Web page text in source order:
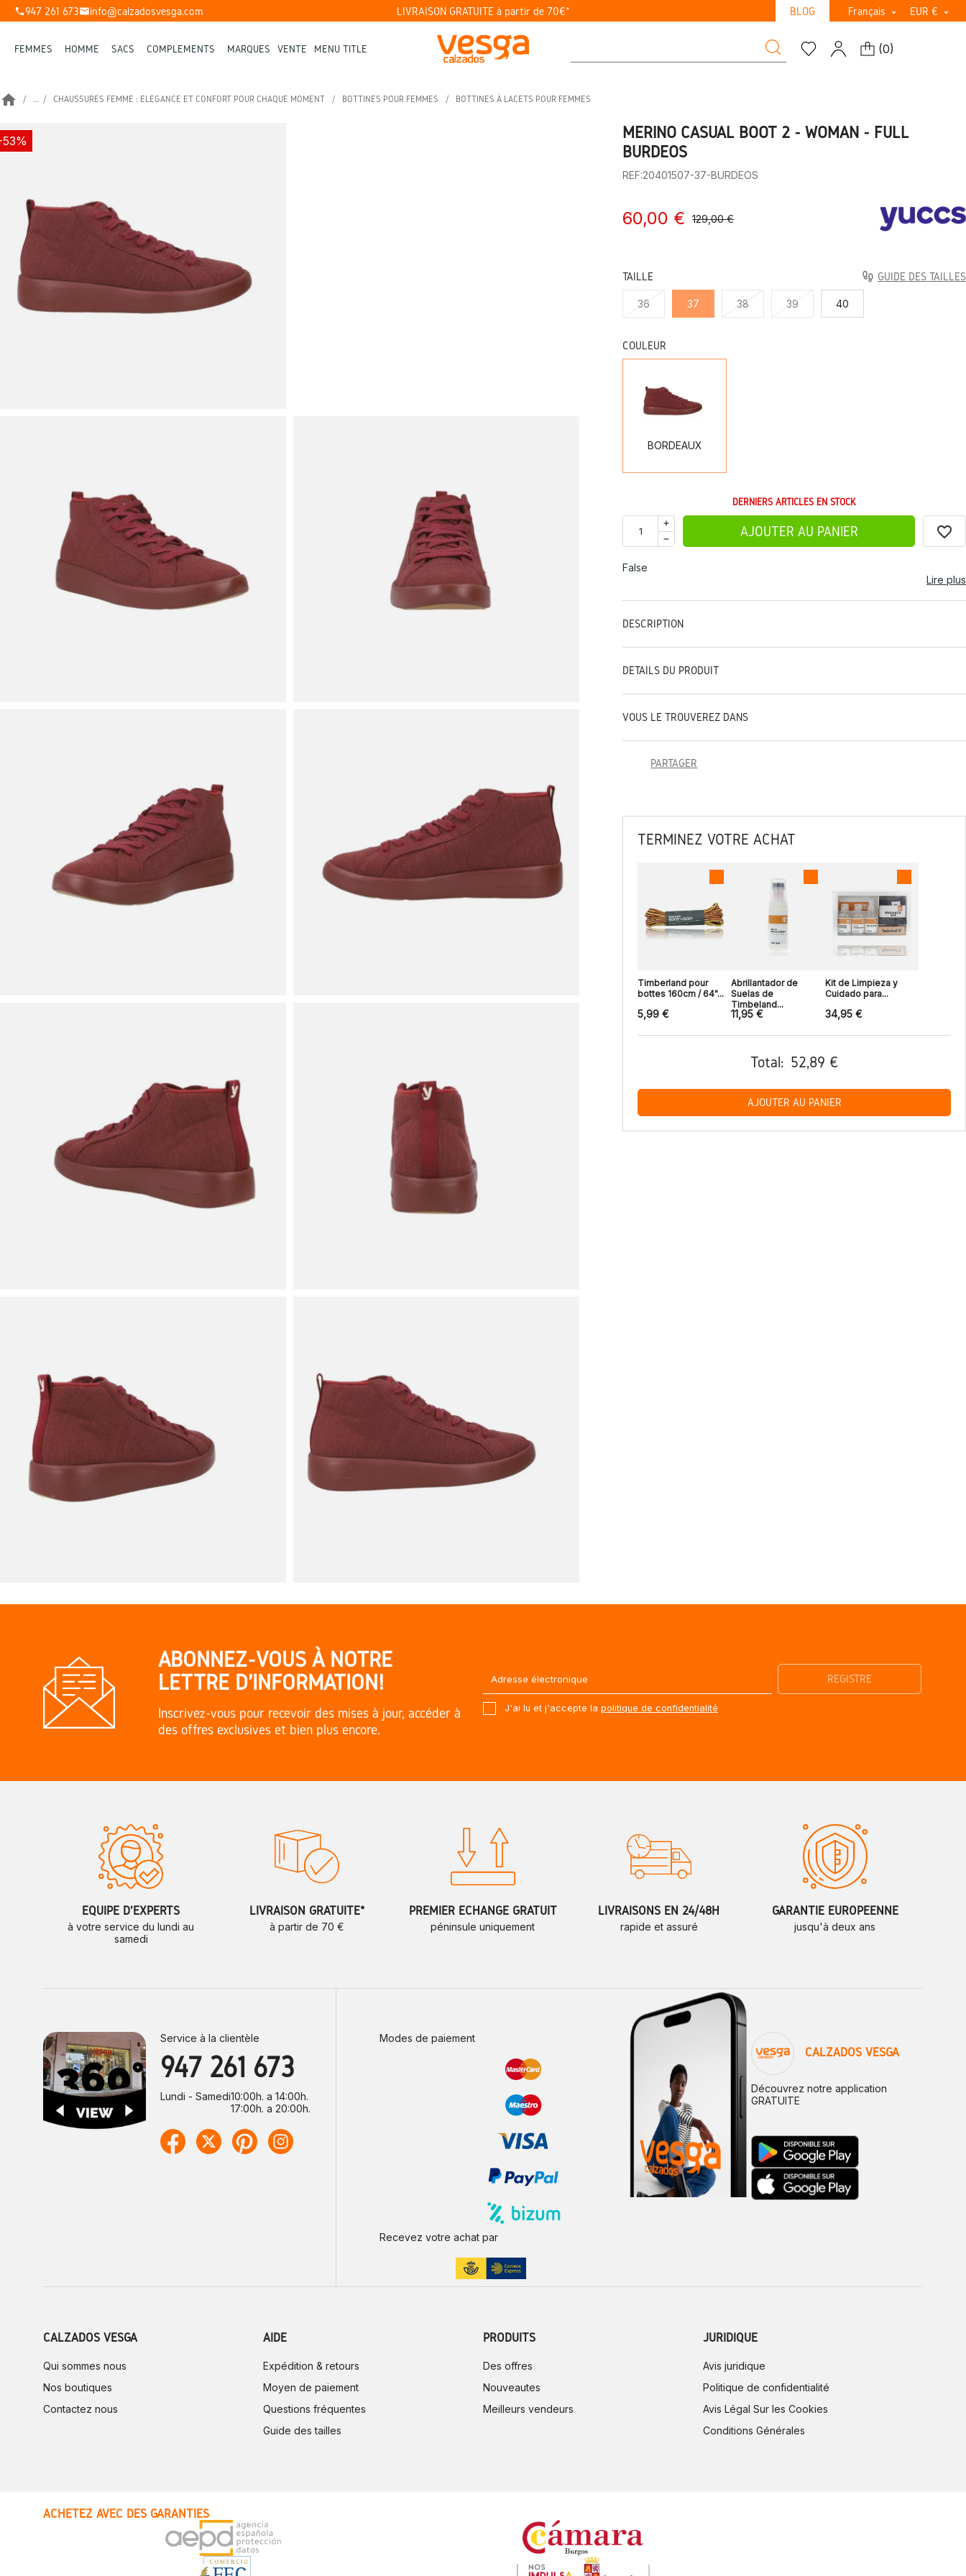
phone947 261 673mailinfo@calzadosvesga.com LIVRAISON GRATUITE à partir de 70€* BLOG Français  EUR € 
FEMMES HOMME SACS COMPLÉMENTS MARQUES VENTE MENU TITLE (0)
home ... CHAUSSURES FEMME : ÉLÉGANCE ET CONFORT POUR CHAQUE MOMENT BOTTINES POUR FEMMES BOTTINES À LACETS POUR FEMMES
MERINO CASUAL BOOT 2 - WOMAN - FULL
BURDEOS
REF:20401507-37-BURDEOS
60,00 € 129,00 €
TAILLE GUIDE DES TAILLES
36 37 38 39 40
COULEUR
BORDEAUX
DERNIERS ARTICLES EN STOCK
AJOUTER AU PANIER favorite_border
False
Lire plus
DESCRIPTION
DÉTAILS DU PRODUIT
VOUS LE TROUVEREZ DANS
PARTAGER
TERMINEZ VOTRE ACHAT
Timberland pour
bottes 160cm / 64"...
5,99 €
Abrillantador de
Suelas de
Timbeland...
11,95 €
Kit de Limpieza y
Cuidado para...
34,95 €
Total: 52,89 €
AJOUTER AU PANIER
ABONNEZ-VOUS À NOTRE
LETTRE D'INFORMATION!
Inscrivez-vous pour recevoir des mises à jour, accéder à
des offres exclusives et bien plus encore.
J'ai lu et j'accepte la politique de confidentialité
ÉQUIPE D'EXPERTS
à votre service du lundi au
samedi
LIVRAISON GRATUITE*
à partir de 70 €
PREMIER ÉCHANGE GRATUIT
péninsule uniquement
LIVRAISONS EN 24/48H
rapide et assuré
GARANTIE EUROPÉENNE
jusqu'à deux ans
Service à la clientèle
947 261 673
Lundi - Samedi10:00h. a 14:00h.
17:00h. a 20:00h.
Modes de paiement
Recevez votre achat par
CALZADOS VESGA
Découvrez notre application
GRATUITE
CALZADOS VESGA
Qui sommes nous
Nos boutiques
Contactez nous
AIDE
Expédition & retours
Moyen de paiement
Questions fréquentes
Guide des tailles
PRODUITS
Des offres
Nouveautes
Meilleurs vendeurs
JURIDIQUE
Avis juridique
Politique de confidentialité
Avis Légal Sur les Cookies
Conditions Générales
ACHETEZ AVEC DES GARANTIES